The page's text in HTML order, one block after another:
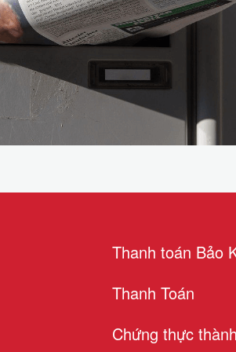
Thanh toán Bảo
Thanh Toán
Chứng thực